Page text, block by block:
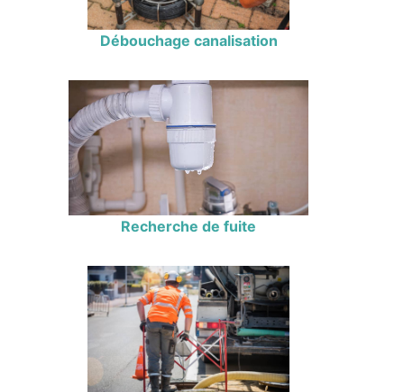
Débouchage canalisation
Recherche de fuite